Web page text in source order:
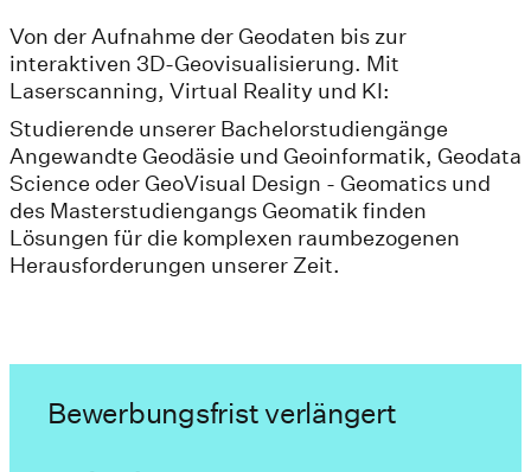
Von der Aufnahme der Geodaten bis zur
interaktiven 3D-Geovisualisierung. Mit
Laserscanning, Virtual Reality und KI:
Studierende unserer Bachelorstudiengänge
Angewandte Geodäsie und Geoinformatik, Geodata
Science oder GeoVisual Design - Geomatics und
des Masterstudiengangs Geomatik finden
Lösungen für die komplexen raumbezogenen
Herausforderungen unserer Zeit.
Bewerbungsfrist verlängert